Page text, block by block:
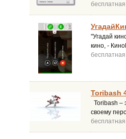
бесплатная
"Угадай
кино, -
бесплатная
Toribash
Toribash –
своему
бесплатная